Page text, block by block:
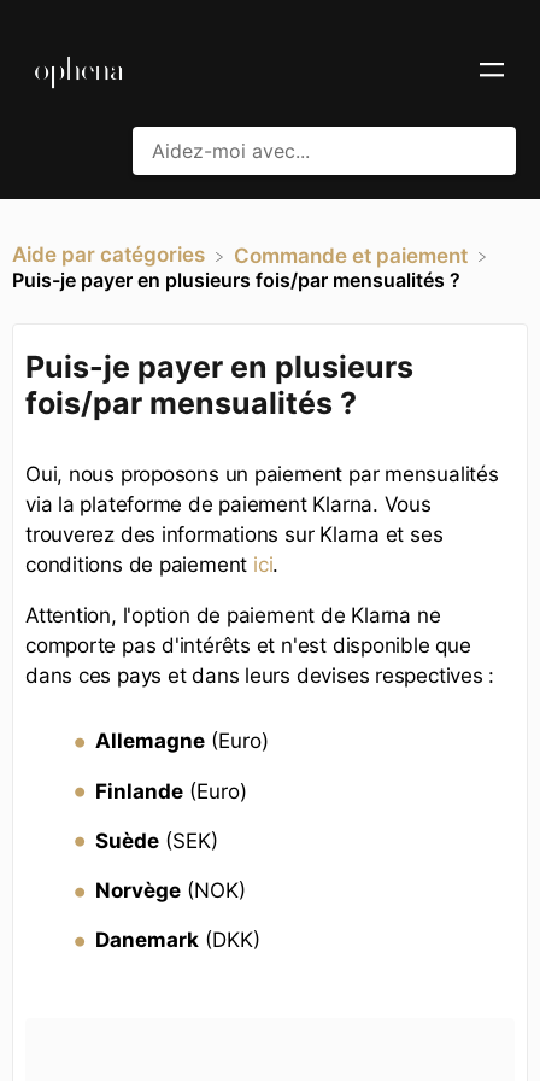
Aide par catégories
​Commande et paiement
Puis-je payer en plusieurs fois/par mensualités ?
Puis-je payer en plusieurs
fois/par mensualités ?
Oui, nous proposons un paiement par mensualités
via la plateforme de paiement Klarna. Vous
trouverez des informations sur Klarna et ses
conditions de paiement ici.
Attention, l'option de paiement de Klarna ne
comporte pas d'intérêts et n'est disponible que
dans ces pays et dans leurs devises respectives :
Allemagne (Euro)
Finlande (Euro)
Suède (SEK)
Norvège (NOK)
Danemark (DKK)